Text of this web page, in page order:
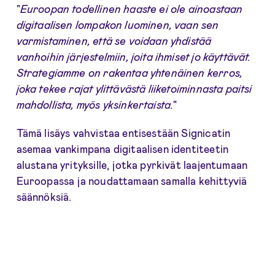
"Euroopan todellinen haaste ei ole ainoastaan
digitaalisen lompakon luominen, vaan sen
varmistaminen, että se voidaan yhdistää
vanhoihin järjestelmiin, joita ihmiset jo käyttävät.
Strategiamme on rakentaa yhtenäinen kerros,
joka tekee rajat ylittävästä liiketoiminnasta paitsi
mahdollista, myös yksinkertaista."
Tämä lisäys vahvistaa entisestään Signicatin
asemaa vankimpana digitaalisen identiteetin
alustana yrityksille, jotka pyrkivät laajentumaan
Euroopassa ja noudattamaan samalla kehittyviä
säännöksiä.